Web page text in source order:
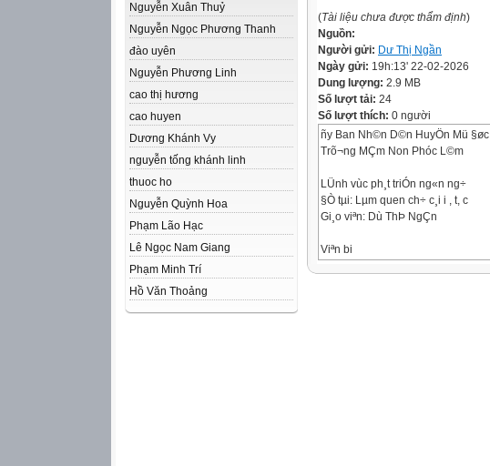
Nguyễn Xuân Thuỷ
Nguyễn Ngọc Phương Thanh
đào uyên
Nguyễn Phương Linh
cao thị hương
cao huyen
Dương Khánh Vy
nguyễn tống khánh linh
thuoc ho
Nguyễn Quỳnh Hoa
Phạm Lão Hạc
Lê Ngọc Nam Giang
Phạm Minh Trí
Hồ Văn Thoảng
(Tài liệu chưa được thẩm định)
Nguồn:
Người gửi: Dư Thị Ngần
Ngày gửi: 19h:13' 22-02-2026
Dung lượng: 2.9 MB
Số lượt tải: 24
Số lượt thích: 0 người
ñy Ban Nh©n D©n HuyÖn Mü §øc
Trõ¬ng MÇm Non Phóc L©m
LÜnh vùc ph¸t triÓn ng«n ng÷
§Ò tµi: Lµm quen ch÷ c¸i i , t, c
Gi¸o viªn: Dù ThÞ NgÇn
Viªn bi